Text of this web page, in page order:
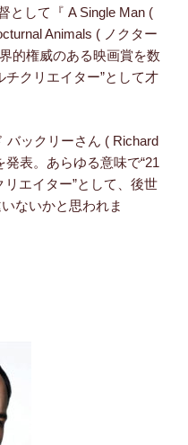
として『 A Single Man (
Animals ( ノクター
的権威のある映画賞を数
チクリエイター”として才
バックリーさん ( Richard
表。あらゆる意味で“21
エイター”として、後世
ないかと思われま